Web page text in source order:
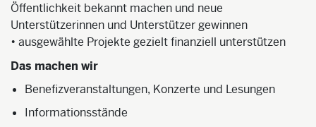
Öffentlichkeit bekannt machen und neue
Unterstützerinnen und Unterstützer gewinnen
• ausgewählte Projekte gezielt finanziell unterstützen
Das machen wir
Benefizveranstaltungen, Konzerte und Lesungen
Informationsstände